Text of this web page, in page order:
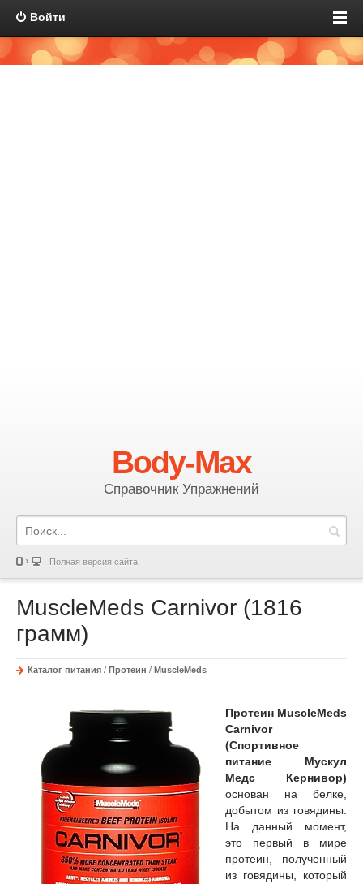
Войти
Body-Max
Справочник Упражнений
Полная версия сайта
MuscleMeds Carnivor (1816
грамм)
Каталог питания / Протеин / MuscleMeds
Протеин MuscleMeds
Carnivor
(Спортивное
питание Мускул
Медс Кернивор)
основан на белке,
добытом из говядины.
На данный момент,
это первый в мире
протеин, полученный
из говядины, который